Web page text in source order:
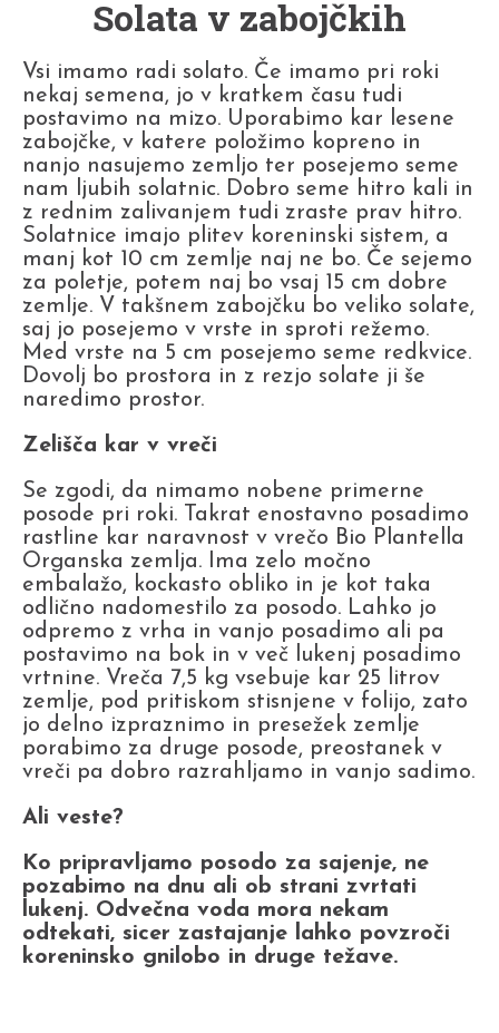
Solata v zabojčkih
Vsi imamo radi solato. Če imamo pri roki
nekaj semena, jo v kratkem času tudi
postavimo na mizo. Uporabimo kar lesene
zabojčke, v katere položimo kopreno in
nanjo nasujemo zemljo ter posejemo seme
nam ljubih solatnic. Dobro seme hitro kali in
z rednim zalivanjem tudi zraste prav hitro.
Solatnice imajo plitev koreninski sistem, a
manj kot 10 cm zemlje naj ne bo. Če sejemo
za poletje, potem naj bo vsaj 15 cm dobre
zemlje. V takšnem zabojčku bo veliko solate,
saj jo posejemo v vrste in sproti režemo.
Med vrste na 5 cm posejemo seme redkvice.
Dovolj bo prostora in z rezjo solate ji še
naredimo prostor.
Zelišča kar v vreči
Se zgodi, da nimamo nobene primerne
posode pri roki. Takrat enostavno posadimo
rastline kar naravnost v vrečo Bio Plantella
Organska zemlja. Ima zelo močno
embalažo, kockasto obliko in je kot taka
odlično nadomestilo za posodo. Lahko jo
odpremo z vrha in vanjo posadimo ali pa
postavimo na bok in v več lukenj posadimo
vrtnine. Vreča 7,5 kg vsebuje kar 25 litrov
zemlje, pod pritiskom stisnjene v folijo, zato
jo delno izpraznimo in presežek zemlje
porabimo za druge posode, preostanek v
vreči pa dobro razrahljamo in vanjo sadimo.
Ali veste?
Ko pripravljamo posodo za sajenje, ne
pozabimo na dnu ali ob strani zvrtati
lukenj. Odvečna voda mora nekam
odtekati, sicer zastajanje lahko povzroči
koreninsko gnilobo in druge težave.